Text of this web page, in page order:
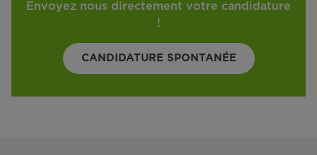
Envoyez nous directement votre candidature
!
CANDIDATURE SPONTANÉE